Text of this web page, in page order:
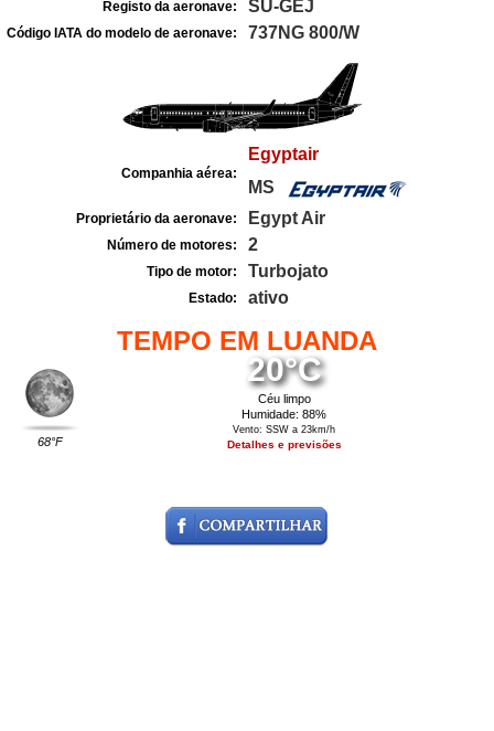
Registo da aeronave: SU-GEJ
Código IATA do modelo de aeronave: 737NG 800/W
Companhia aérea:
Egyptair
MS
Proprietário da aeronave: Egypt Air
Número de motores: 2
Tipo de motor: Turbojato
Estado: ativo
TEMPO EM LUANDA
68°F
20°C
Céu limpo
Humidade: 88%
Vento: SSW a 23km/h
Detalhes e previsões